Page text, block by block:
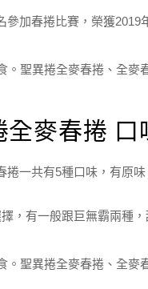
參加春捲比賽，榮獲2019
全麥春捲 口
捲一共有5種口味，有原
，有一般跟巨無霸兩種